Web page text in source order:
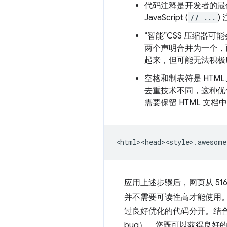
代码注释是开发者的
JavaScript ( // ... )
“智能”CSS 压缩器可
两个声明合并为一个
起来，但可能无法积
空格和制表符是
去重技术不同，这种
需要保留 HTML 文档
应用上述步骤后，网页从
并不需要可读性高才能使用
过良好优化的代码分开。结